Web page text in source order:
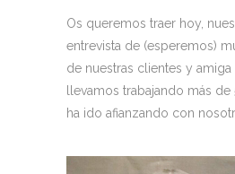
Os queremos traer hoy,
entrevista de (esperemos)
de nuestras clientes y
llevamos trabajando más
ha ido afianzando con